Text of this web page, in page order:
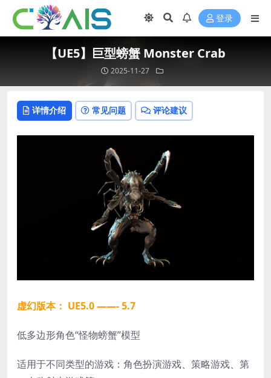
登录
【UE5】巨型螃蟹 Monster Crab
2025-11-27
详情介绍 常见问题 评论建议
虚幻版本： UE5.0 ——- 5.7
低多边形角色“怪物螃蟹”模型
适用于不同类型的游戏：角色扮演游戏、策略游戏、第